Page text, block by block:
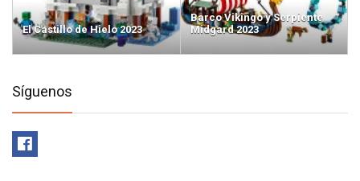
El Castillo de Hielo 2023
Barco Vikingo y Serpiente
Midgard 2023
Síguenos